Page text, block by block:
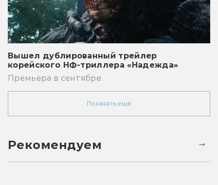
Вышел дублированный трейлер
корейского НФ-триллера «Надежда»
Премьера в сентябре.
Показать ещё
Рекомендуем